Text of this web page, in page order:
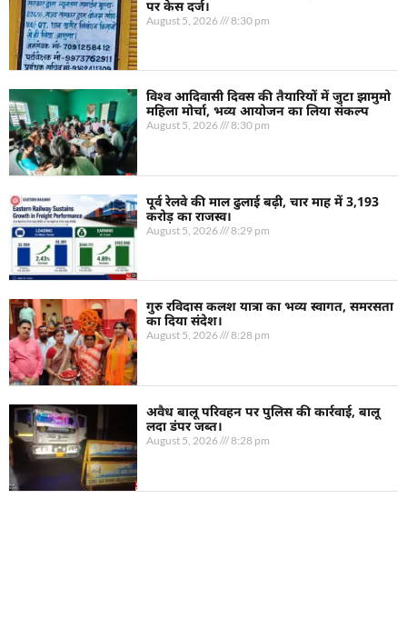
पर केस दर्ज।
August 5, 2026 8:30 pm
विश्व आदिवासी दिवस की तैयारियों में जुटा झामुमो
महिला मोर्चा, भव्य आयोजन का लिया संकल्प
August 5, 2026 8:30 pm
पूर्व रेलवे की माल ढुलाई बढ़ी, चार माह में 3,193
करोड़ का राजस्व।
August 5, 2026 8:29 pm
गुरु रविदास कलश यात्रा का भव्य स्वागत, समरसता
का दिया संदेश।
August 5, 2026 8:28 pm
अवैध बालू परिवहन पर पुलिस की कार्रवाई, बालू
लदा डंपर जब्त।
August 5, 2026 8:28 pm